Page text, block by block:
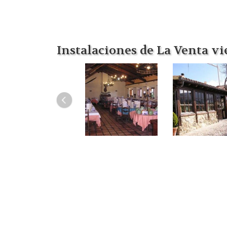
Instalaciones de La Venta
Anterior